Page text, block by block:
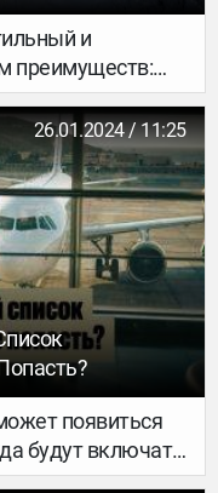
и
преимуществ:
низкая
для
внешний
домиках
годом
ночлега.
26.01.2024 / 11:25
появиться
будут включать
Если